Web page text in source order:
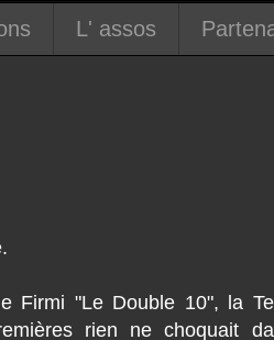
L' assos
"Le Double 10", la
rien ne choquait